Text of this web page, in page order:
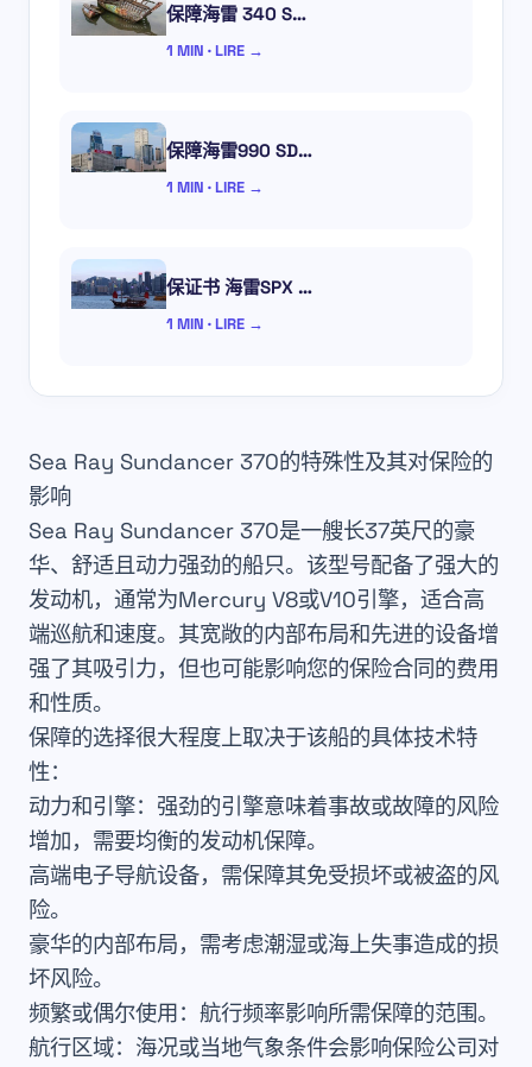
保障海雷 340 S…
1 MIN · LIRE →
保障海雷990 SD…
1 MIN · LIRE →
保证书 海雷SPX …
1 MIN · LIRE →
Sea Ray Sundancer 370的特殊性及其对保险的
影响
Sea Ray Sundancer 370是一艘长37英尺的豪
华、舒适且动力强劲的船只。该型号配备了强大的
发动机，通常为Mercury V8或V10引擎，适合高
端巡航和速度。其宽敞的内部布局和先进的设备增
强了其吸引力，但也可能影响您的保险合同的费用
和性质。
保障的选择很大程度上取决于该船的具体技术特
性：
动力和引擎：强劲的引擎意味着事故或故障的风险
增加，需要均衡的发动机保障。
高端电子导航设备，需保障其免受损坏或被盗的风
险。
豪华的内部布局，需考虑潮湿或海上失事造成的损
坏风险。
频繁或偶尔使用：航行频率影响所需保障的范围。
航行区域：海况或当地气象条件会影响保险公司对